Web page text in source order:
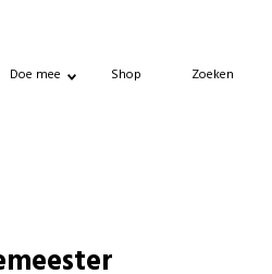
Doe mee Shop Zoeken